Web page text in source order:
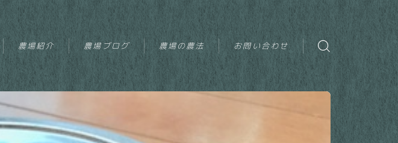
農場紹介 農場ブログ 農場の農法 お問い合わせ